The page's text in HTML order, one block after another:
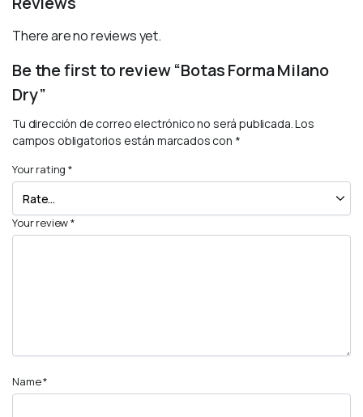
There are no reviews yet.
Be the first to review “Botas Forma Milano
Dry”
Tu dirección de correo electrónico no será publicada.Los
campos obligatorios están marcados con *
Your rating*
Your review*
Name*